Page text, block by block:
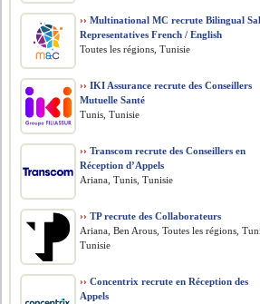
›› Multinational MC recrute Bilingual
Representatives French / English
Toutes les régions, Tunisie
›› IKI Assurance recrute des Conseillers
Mutuelle Santé
Tunis, Tunisie
›› Transcom recrute des Conseillers en
Réception d’Appels
Ariana, Tunis, Tunisie
›› TP recrute des Collaborateurs
Ariana, Ben Arous, Toutes les régions,
Tunisie
›› Concentrix recrute en Réception des
Appels